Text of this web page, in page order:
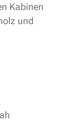
Kabinen
und